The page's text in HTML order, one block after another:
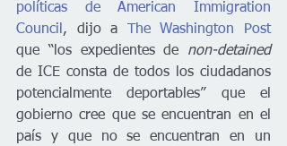
políticas de American Immigration
Council, dijo a
The Washington Post
que “los expedientes de non-detained
de ICE consta de todos los ciudadanos
potencialmente deportables” que el
gobierno cree que se encuentran en el
país y que no se encuentran en un